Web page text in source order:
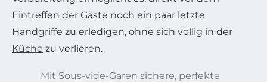
Eintreffen der Gäste noch ein paar letzte
Handgriffe zu erledigen, ohne sich völlig in der
Küche zu verlieren.
Mit Sous-vide-Garen sichere, perfekte